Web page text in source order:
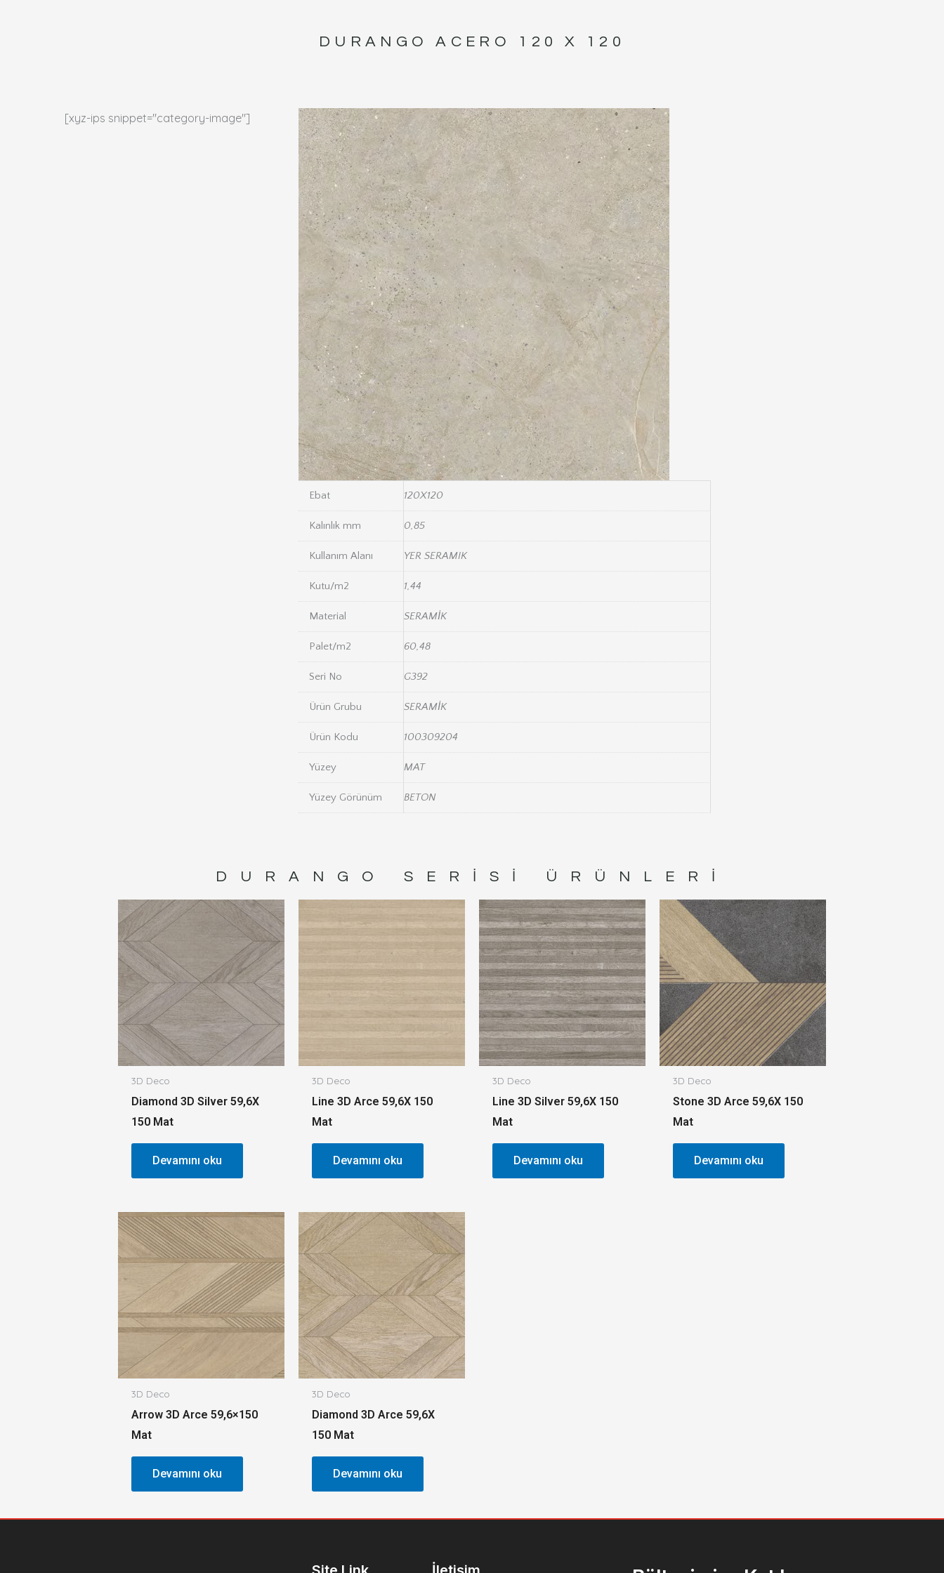
DURANGO ACERO 120 X 120
[xyz-ips snippet="category-image"]
Ebat 120X120
Kalınlık mm 0,85
Kullanım Alanı YER SERAMIK
Kutu/m2 1,44
Material SERAMİK
Palet/m2 60,48
Seri No G392
Ürün Grubu SERAMİK
Ürün Kodu 100309204
Yüzey MAT
Yüzey Görünüm BETON
DURANGO SERISI ÜRÜNLERI
3D Deco
Diamond 3D Silver 59,6X
150 Mat
Devamını oku
3D Deco
Line 3D Arce 59,6X 150
Mat
Devamını oku
3D Deco
Line 3D Silver 59,6X 150
Mat
Devamını oku
3D Deco
Stone 3D Arce 59,6X 150
Mat
Devamını oku
3D Deco
Arrow 3D Arce 59,6×150
Mat
Devamını oku
3D Deco
Diamond 3D Arce 59,6X
150 Mat
Devamını oku